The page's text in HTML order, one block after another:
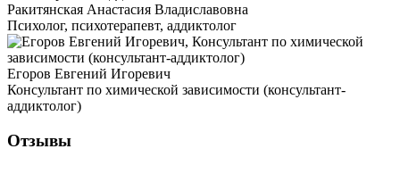
Ракитянская Анастасия Владиславовна
Психолог, психотерапевт, аддиктолог
Егоров Евгений Игоревич
Консультант по химической зависимости (консультант-
аддиктолог)
Отзывы